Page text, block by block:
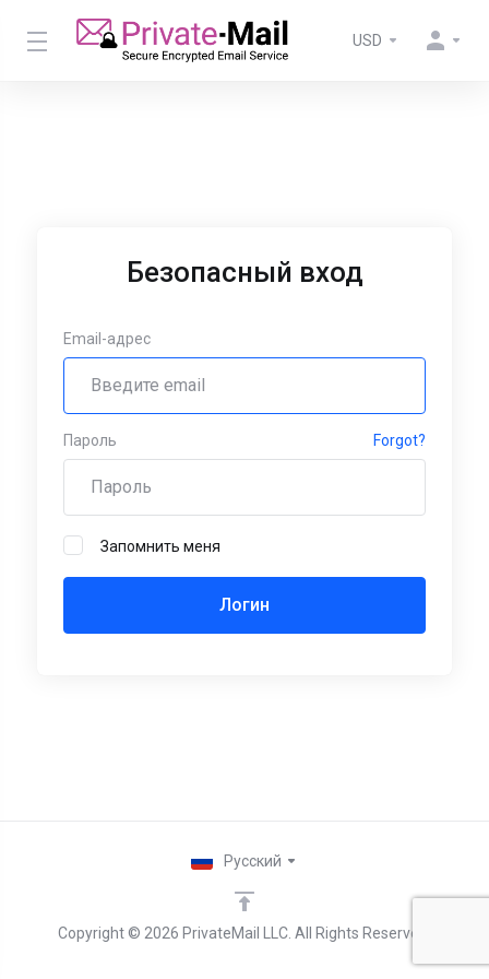
USD
Безопасный вход
Email-адрес
Пароль Forgot?
Запомнить меня
Copyright © 2026 PrivateMail LLC. All Rights Reserved.
Русский